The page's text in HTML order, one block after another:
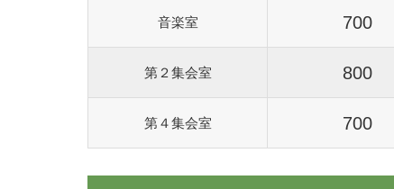
音楽室 700
第２集会室 800
第４集会室 700